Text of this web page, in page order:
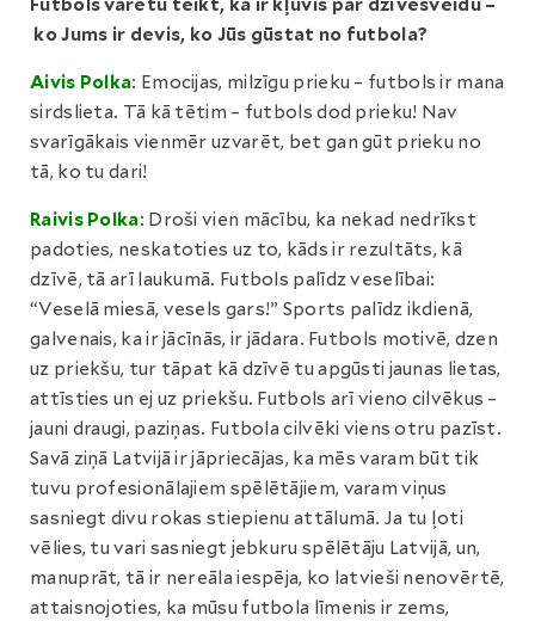
Futbols varētu teikt, ka ir kļuvis par dzīvesveidu –
ko Jums ir devis, ko Jūs gūstat no futbola?
Aivis Polka: Emocijas, milzīgu prieku – futbols ir mana
sirdslieta. Tā kā tētim – futbols dod prieku! Nav
svarīgākais vienmēr uzvarēt, bet gan gūt prieku no
tā, ko tu dari!
Raivis Polka: Droši vien mācību, ka nekad nedrīkst
padoties, neskatoties uz to, kāds ir rezultāts, kā
dzīvē, tā arī laukumā. Futbols palīdz veselībai:
“Veselā miesā, vesels gars!” Sports palīdz ikdienā,
galvenais, ka ir jācīnās, ir jādara. Futbols motivē, dzen
uz priekšu, tur tāpat kā dzīvē tu apgūsti jaunas lietas,
attīsties un ej uz priekšu. Futbols arī vieno cilvēkus –
jauni draugi, paziņas. Futbola cilvēki viens otru pazīst.
Savā ziņā Latvijā ir jāpriecājas, ka mēs varam būt tik
tuvu profesionālajiem spēlētājiem, varam viņus
sasniegt divu rokas stiepienu attālumā. Ja tu ļoti
vēlies, tu vari sasniegt jebkuru spēlētāju Latvijā, un,
manuprāt, tā ir nereāla iespēja, ko latvieši nenovērtē,
attaisnojoties, ka mūsu futbola līmenis ir zems,